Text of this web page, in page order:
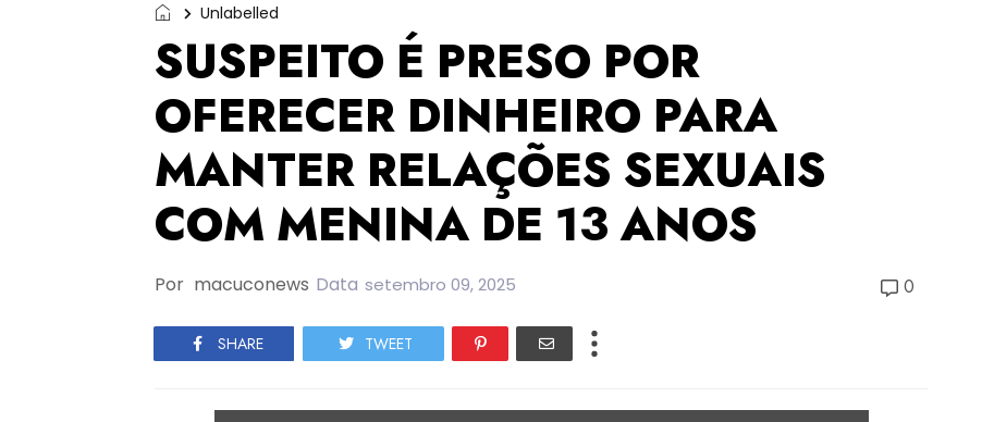
Unlabelled
SUSPEITO É PRESO POR
OFERECER DINHEIRO PARA
MANTER RELAÇÕES SEXUAIS
COM MENINA DE 13 ANOS
Por macuconews Data setembro 09, 2025 0
SHARE TWEET